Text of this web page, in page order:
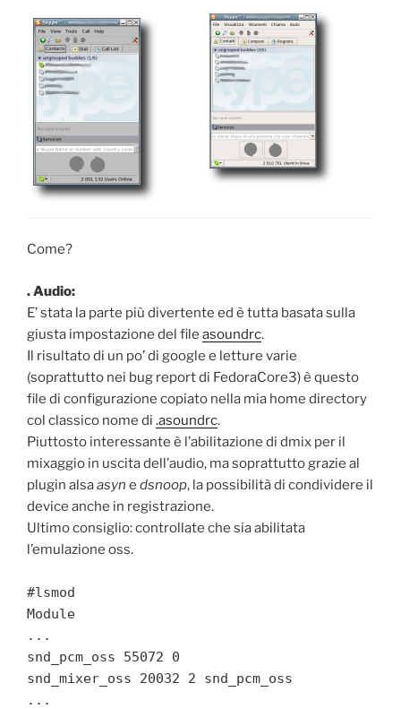
Come?
. Audio:
E’ stata la parte più divertente ed è tutta basata sulla
giusta impostazione del file asoundrc.
Il risultato di un po’ di google e letture varie
(soprattutto nei bug report di FedoraCore3) è questo
file di configurazione copiato nella mia home directory
col classico nome di .asoundrc.
Piuttosto interessante è l’abilitazione di dmix per il
mixaggio in uscita dell’audio, ma soprattutto grazie al
plugin alsaasyn e dsnoop, la possibilità di condividere il
device anche in registrazione.
Ultimo consiglio: controllate che sia abilitata
l’emulazione oss.
#lsmod
Module
...
snd_pcm_oss 55072 0
snd_mixer_oss 20032 2 snd_pcm_oss
...